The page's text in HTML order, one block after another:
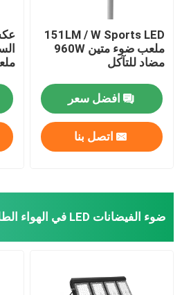
151LM / W Sports LED
ملعب ضوء متين 960W
مضاد للتآكل
افضل سعر
اتصل بنا
ضوء الفيضانات LED في الهواء الطلق